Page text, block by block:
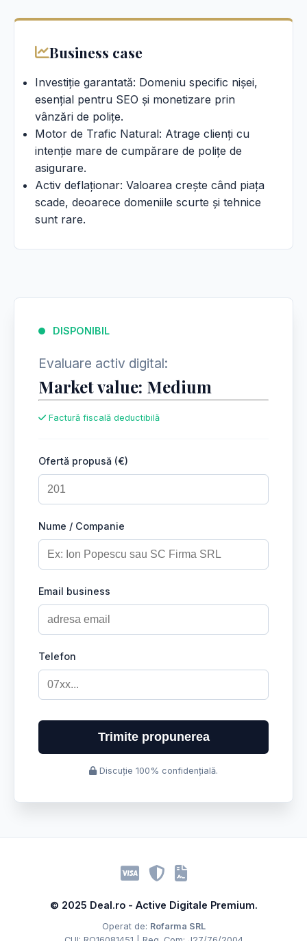
Business case
Investiție garantată: Domeniu specific nișei,
esențial pentru SEO și monetizare prin
vânzări de polițe.
Motor de Trafic Natural: Atrage clienți cu
intenție mare de cumpărare de polițe de
asigurare.
Activ deflaționar: Valoarea crește când piața
scade, deoarece domeniile scurte și tehnice
sunt rare.
DISPONIBIL
Evaluare activ digital:
Market value: Medium
Factură fiscală deductibilă
Ofertă propusă (€)
Nume / Companie
Email business
Telefon
Trimite propunerea
Discuție 100% confidențială.
© 2025 Deal.ro - Active Digitale Premium.
Operat de: Rofarma SRL